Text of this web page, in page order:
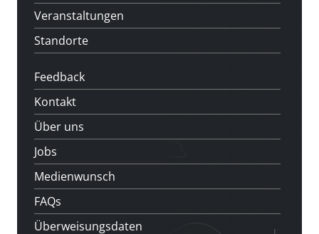
Veranstaltungen
Standorte
Feedback
Kontakt
Über uns
Jobs
Medienwunsch
FAQs
Überweisungsdaten